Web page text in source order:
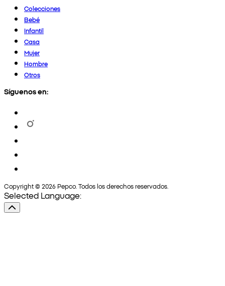
Colecciones
Bebé
Infantil
Casa
Mujer
Hombre
Otros
Síguenos en:
Copyright © 2026 Pepco. Todos los derechos reservados.
Selected Language: